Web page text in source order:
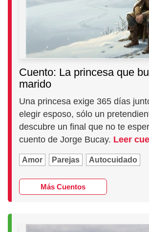
Cuento: La princesa que
marido
Una princesa exige 365 días
elegir esposo, sólo un
descubre un final que no te
cuento de Jorge Bucay. Leer
Amor Parejas Autocuidado
Más Cuentos